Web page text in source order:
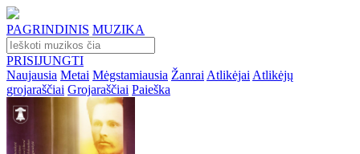
PAGRINDINIS MUZIKA
PRISIJUNGTI
Naujausia Metai Mėgstamiausia Žanrai Atlikėjai Atlikėjų
grojaraščiai Grojaraščiai Paieška